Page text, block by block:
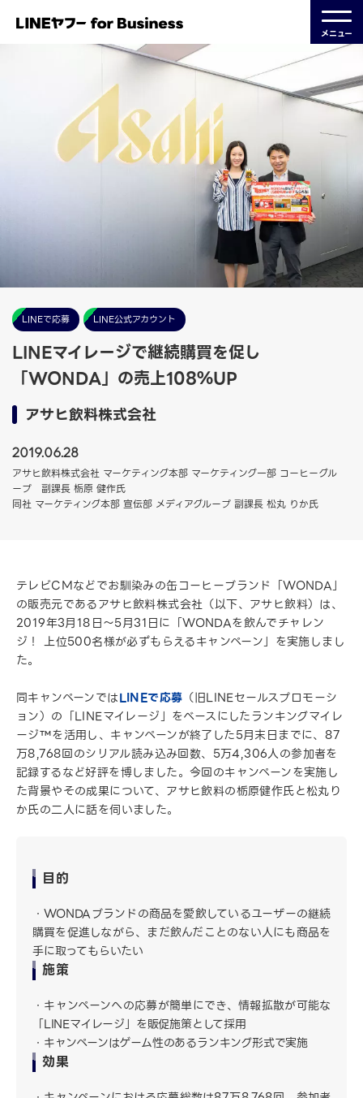
メニュー
LINEで応募 LINE公式アカウント
LINEマイレージで継続購買を促し
「WONDA」の売上108％UP
アサヒ飲料株式会社
2019.06.28
アサヒ飲料株式会社 マーケティング本部 マーケティング一部 コーヒーグル
ープ 副課長 栃原 健作氏
同社 マーケティング本部 宣伝部 メディアグループ 副課長 松丸 りか氏
テレビCMなどでお馴染みの缶コーヒーブランド「WONDA」
の販売元であるアサヒ飲料株式会社（以下、アサヒ飲料）は、
2019年3月18日〜5月31日に「WONDAを飲んでチャレン
ジ！ 上位500名様が必ずもらえるキャンペーン」を実施しまし
た。
同キャンペーンではLINEで応募 （旧LINEセールスプロモーシ
ョン）の「LINEマイレージ」をベースにしたランキングマイレ
ージ™を活用し、キャンペーンが終了した5月末日までに、87
万8,768回のシリアル読み込み回数、5万4,306人の参加者を
記録するなど好評を博しました。今回のキャンペーンを実施し
た背景やその成果について、アサヒ飲料の栃原健作氏と松丸り
か氏の二人に話を伺いました。
目的
WONDAブランドの商品を愛飲しているユーザーの継続
購買を促進しながら、まだ飲んだことのない人にも商品を
手に取ってもらいたい
施策
キャンペーンへの応募が簡単にでき、情報拡散が可能な
「LINEマイレージ」を販促施策として採用
キャンペーンはゲーム性のあるランキング形式で実施
効果